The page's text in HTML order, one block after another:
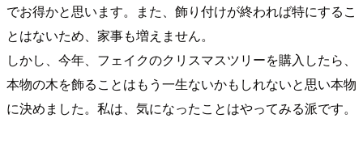
でお得かと思います。また、飾り付けが終われば特にするこ
とはないため、家事も増えません。
しかし、今年、フェイクのクリスマスツリーを購入したら、
本物の木を飾ることはもう一生ないかもしれないと思い本物
に決めました。私は、気になったことはやってみる派です。